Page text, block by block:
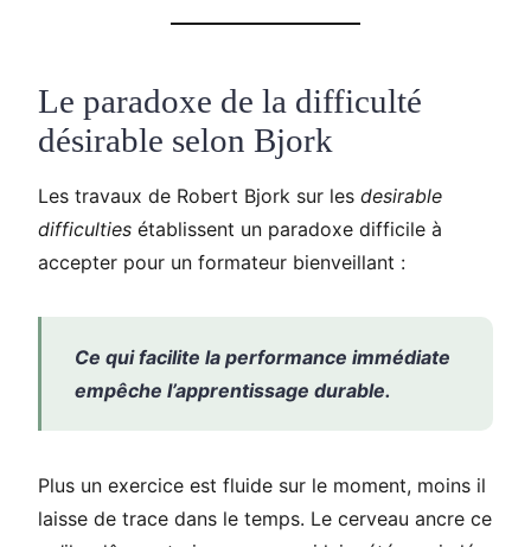
Le paradoxe de la difficulté
désirable selon Bjork
Les travaux de Robert Bjork sur les desirable
difficulties établissent un paradoxe difficile à
accepter pour un formateur bienveillant :
Ce qui facilite la performance immédiate
empêche l’apprentissage durable.
Plus un exercice est fluide sur le moment, moins il
laisse de trace dans le temps. Le cerveau ancre ce